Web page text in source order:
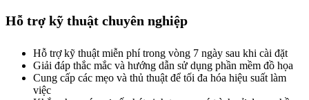
Hỗ trợ kỹ thuật chuyên nghiệp
Hỗ trợ kỹ thuật miễn phí trong vòng 7 ngày sau khi cài đặt
Giải đáp thắc mắc và hướng dẫn sử dụng phần mềm đồ họa
Cung cấp các mẹo và thủ thuật để tối đa hóa hiệu suất làm
việc